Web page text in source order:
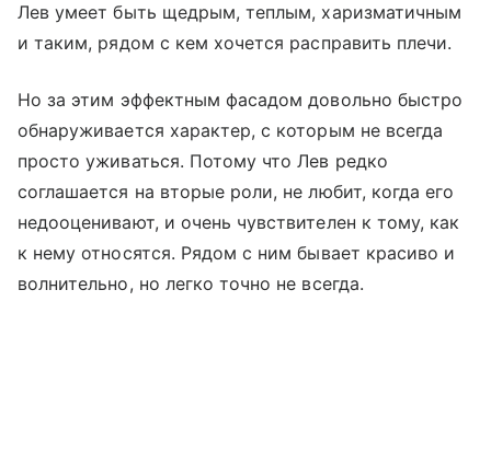
Лев умеет быть щедрым, теплым, харизматичным
и таким, рядом с кем хочется расправить плечи.
Но за этим эффектным фасадом довольно быстро
обнаруживается характер, с которым не всегда
просто уживаться. Потому что Лев редко
соглашается на вторые роли, не любит, когда его
недооценивают, и очень чувствителен к тому, как
к нему относятся. Рядом с ним бывает красиво и
волнительно, но легко точно не всегда.